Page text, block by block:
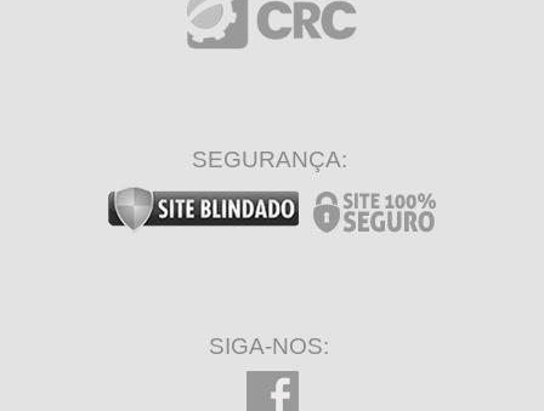
SEGURANÇA:
SIGA-NOS: